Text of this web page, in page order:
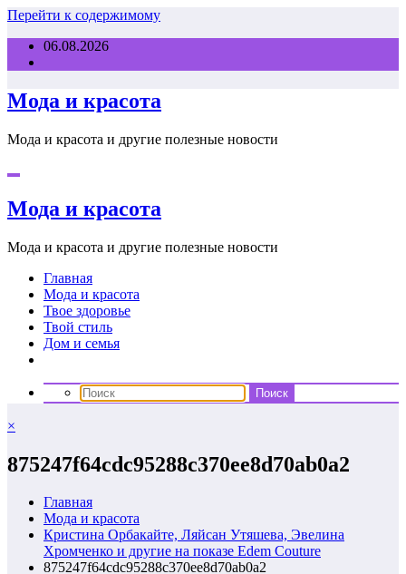
Перейти к содержимому
06.08.2026
Мода и красота
Мода и красота и другие полезные новости
Мода и красота
Мода и красота и другие полезные новости
Главная
Мода и красота
Твое здоровье
Твой стиль
Дом и семья
×
875247f64cdc95288c370ee8d70ab0a2
Главная
Мода и красота
Кристина Орбакайте, Ляйсан Утяшева, Эвелина
Хромченко и другие на показе Edem Couture
875247f64cdc95288c370ee8d70ab0a2